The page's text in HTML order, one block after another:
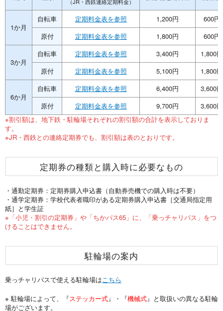
1か月
自転車 定期料金表を参照 1,200円
600円
原付
定期料金表を参照 1,800円 600円
3か月
自転車 定期料金表を参照 3,400円
1,800円
原付
定期料金表を参照 5,100円 1,800円
6か月
自転車 定期料金表を参照 6,400円
3,600円
原付
定期料金表を参照 9,700円
3,600円
※割引額は、地下鉄・駐輪場それぞれの割引額の合計を表示しておりま
す。
※JR・西鉄との連絡定期券でも、割引額は表のとおりです。
定期券の種類と購入時に必要なもの
・通勤定期券：定期券購入申込書（自動券売機での購入時は不要）
・通学定期券：学校代表者職印がある定期券購入申込書［交通局指定用
紙］と学生証
※「小児・割引の定期券」や「ちかパス65」に、「乗っチャリパス」をつ
けることはできません。
駐輪場の案内
乗っチャリパスで使える駐輪場はこちら
※ 駐輪場によって、『ステッカー式』・『機械式』と取扱いの異なる駐輪
場がございます。